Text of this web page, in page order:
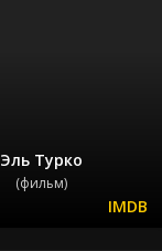
Эль Турко
(фильм)